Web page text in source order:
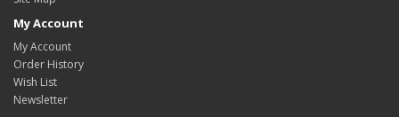
My Account
My Account
Order History
Wish List
Newsletter